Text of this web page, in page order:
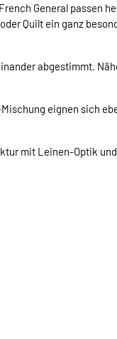
General passen
Quilt ein ganz
abgestimmt.
eignen sich
mit Leinen-Optik